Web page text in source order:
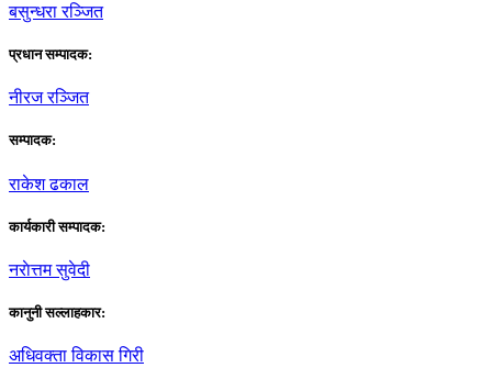
बसुन्धरा रञ्जित
प्रधान सम्पादक:
नीरज रञ्जित
सम्पादक:
राकेश ढकाल
कार्यकारी सम्पादक:
नराेत्तम सुवेदी
कानुनी सल्लाहकार:
अधिवक्ता विकास गिरी